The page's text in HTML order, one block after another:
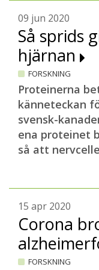
till
liten i början
sedan gradvis
med spåra P-
symptomen
Bland studiens
omkring 600
med en
orsakar
att mängden
20 år före
var möjligt
släktens
09 jun 2020
Så sprids
hjärnan
FORSKNING
Proteinerna
känneteckan
svensk-
ena proteinet
så att
15 apr 2020
Corona
FORSKNING